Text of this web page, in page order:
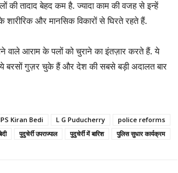
की तादाद बेहद कम है. ज्यादा काम की वजह से इन्हें
और मानसिक विकारों से घिरते रहते हैं.
वाले आराम के पलों को चुराने का इंतज़ार करते हैं. ये
बरसों गुज़र चुके हैं और देश की सबसे बड़ी अदालत बार
Kiran Bedi L G Puducherry
police reforms
पुदुचेर्री उपराज्पाल पुदुचेर्री में बारिश पुलिस सुधार कार्यक्रम